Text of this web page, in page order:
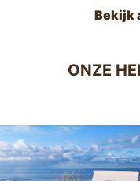
Bekijk
ONZE